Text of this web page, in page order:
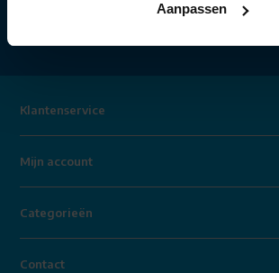
Aanpassen
Klantenservice
Mijn account
Categorieën
Contact